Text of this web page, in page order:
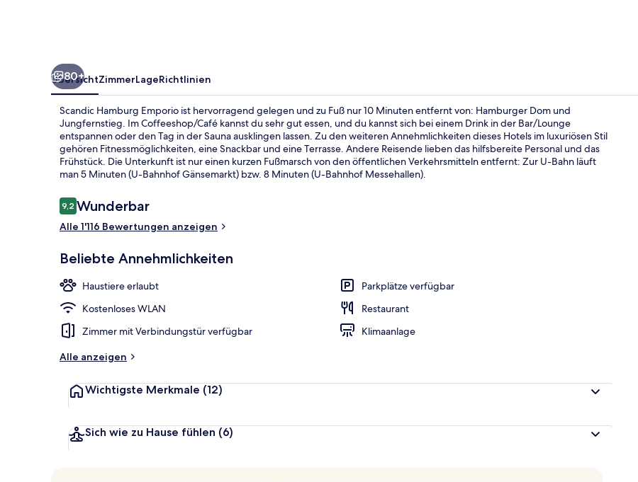
Aussenbereich
80+
ÜbersichtZimmerLageRichtlinien
Scandic Hamburg Emporio ist hervorragend gelegen und zu Fuß nur 10 Minuten entfernt von: Hamburger Dom und
Jungfernstieg. Im Coffeeshop/Café kannst du sehr gut essen, und du kannst sich bei einem Drink in der Bar/Lounge
entspannen oder den Tag in der Sauna ausklingen lassen. Zu den weiteren Annehmlichkeiten dieses Hotels im luxuriösen Stil
gehören Fitnessmöglichkeiten, eine Snackbar und eine Terrasse. Andere Reisende lieben das hilfsbereite Personal und das
Frühstück. Die Unterkunft ist nur einen kurzen Fußmarsch von den öffentlichen Verkehrsmitteln entfernt: Zur U-Bahn läuft
man 5 Minuten (U-Bahnhof Gänsemarkt) bzw. 8 Minuten (U-Bahnhof Messehallen).
Bewertungen
9,29,2 von 10.
Wunderbar
Alle 1'116 Bewertungen anzeigen
Beliebte Annehmlichkeiten
Haustiere erlaubt
Parkplätze verfügbar
Kostenloses WLAN
Restaurant
Zimmer mit Verbindungstür verfügbar
Klimaanlage
Alle anzeigen
Wichtigste Merkmale (12)
Sich wie zu Hause fühlen (6)